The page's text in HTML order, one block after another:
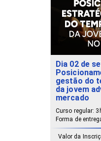
Dia 02 de
gestão do
da jovem
mercado
Curso regular:
Forma de
Valor da